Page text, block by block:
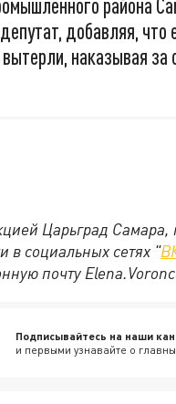
района
добавляя, что
наказывая за
Царьград
в социальных сетях "
почту
Подписывайтесь на наши
и первыми узнавайте о